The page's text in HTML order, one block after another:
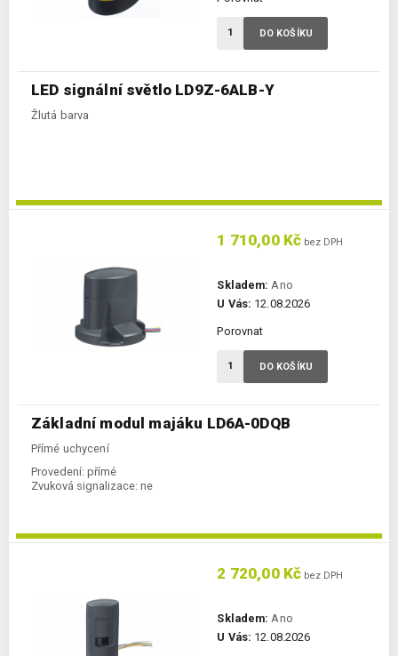
LED signální světlo LD9Z-6ALB-Y
Žlutá barva
DO KOŠÍKU
Základní modul majáku LD6A-0DQB
Přímé uchycení
Provedení: přímé
Zvuková signalizace: ne
1 710,00 Kč bez DPH
Skladem: Ano
U Vás: 12.08.2026
Porovnat
DO KOŠÍKU
2 720,00 Kč bez DPH
Skladem: Ano
U Vás: 12.08.2026